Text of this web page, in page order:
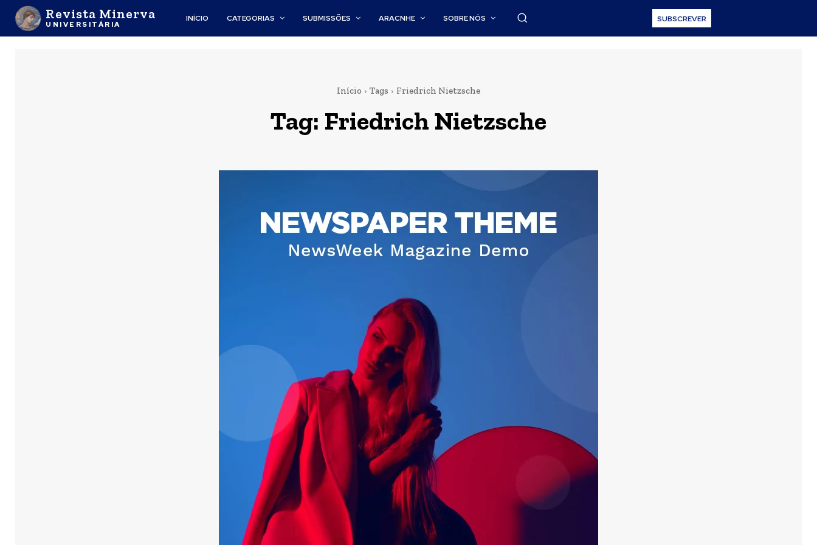
Revista Minerva
UNIVERSITÁRIA
INÍCIO CATEGORIAS SUBMISSÕES ARACNHE SOBRE NÓS SUBSCREVER
Início Tags Friedrich Nietzsche
Tag: Friedrich Nietzsche